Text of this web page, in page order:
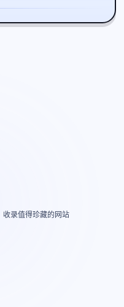
收录值得珍藏的网站